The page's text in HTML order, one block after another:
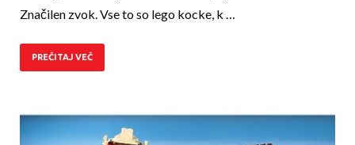
Značilen zvok. Vse to so lego kocke, k …
PREČITAJ VEČ